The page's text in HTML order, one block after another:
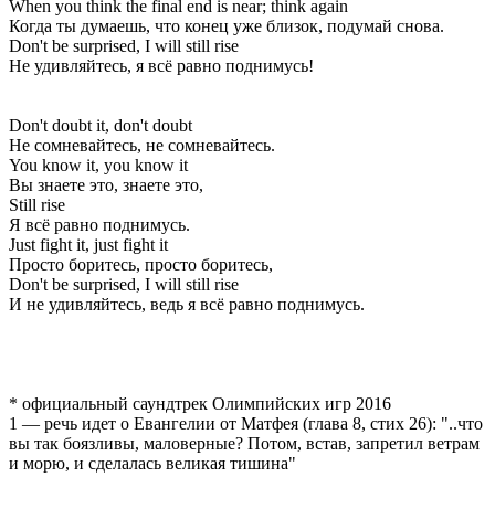
When you think the final end is near; think again
Когда ты думаешь, что конец уже близок, подумай снова.
Don't be surprised, I will still rise
Не удивляйтесь, я всё равно поднимусь!
Don't doubt it, don't doubt
Не сомневайтесь, не сомневайтесь.
You know it, you know it
Вы знаете это, знаете это,
Still rise
Я всё равно поднимусь.
Just fight it, just fight it
Просто боритесь, просто боритесь,
Don't be surprised, I will still rise
И не удивляйтесь, ведь я всё равно поднимусь.
* официальный саундтрек Олимпийских игр 2016
1 — речь идет о Евангелии от Матфея (глава 8, стих 26): "..что
вы так боязливы, маловерные? Потом, встав, запретил ветрам
и морю, и сделалась великая тишина"